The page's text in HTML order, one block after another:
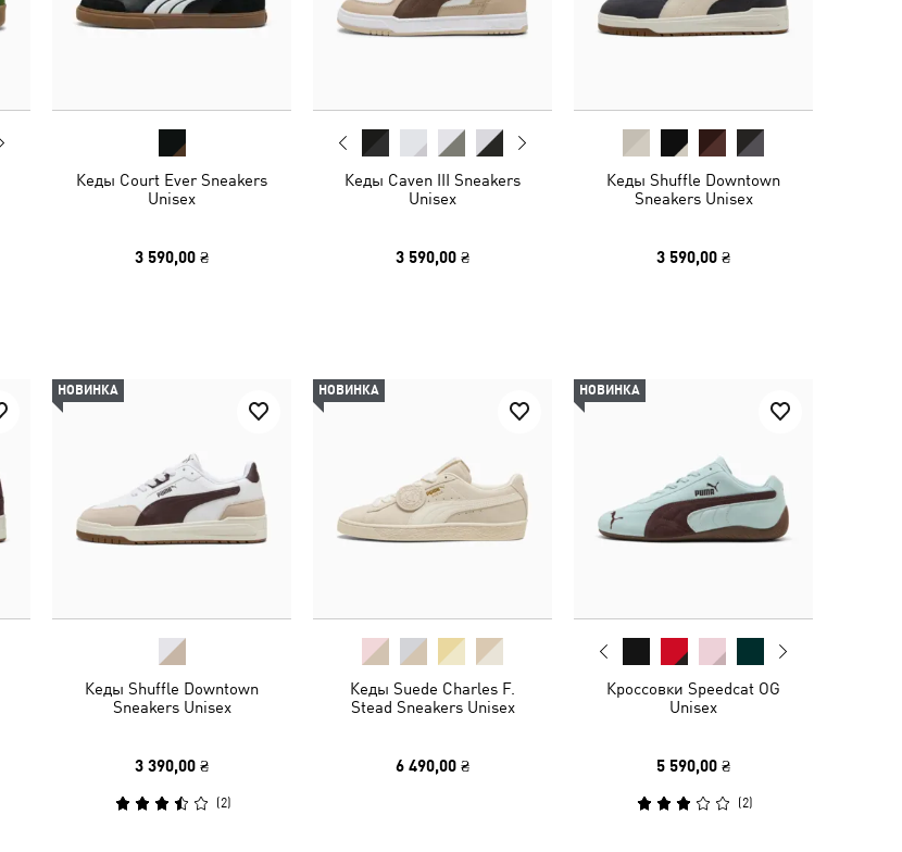
Кеды Court Ever Sneakers
Unisex
3 590,00 ₴
Кеды Caven III Sneakers
Unisex
3 590,00 ₴
Кеды Shuffle Downtown
Sneakers Unisex
3 590,00 ₴
НОВИНКА
Кеды Shuffle Downtown
Sneakers Unisex
3 390,00 ₴
(2)
НОВИНКА
Кеды Suede Charles F.
Stead Sneakers Unisex
6 490,00 ₴
НОВИНКА
Кроссовки Speedcat OG
Unisex
5 590,00 ₴
(2)